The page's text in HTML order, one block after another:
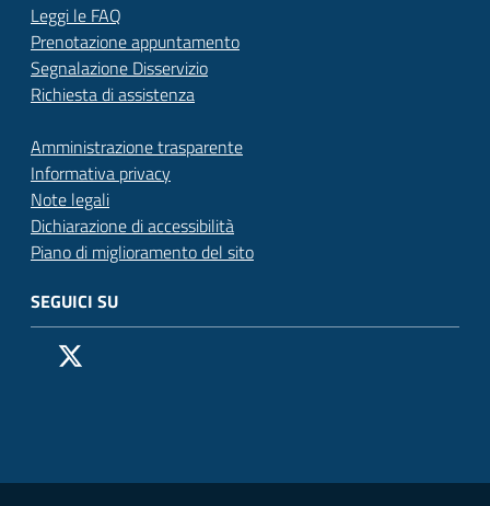
Leggi le FAQ
Prenotazione appuntamento
Segnalazione Disservizio
Richiesta di assistenza
Amministrazione trasparente
Informativa privacy
Note legali
Dichiarazione di accessibilità
Piano di miglioramento del sito
SEGUICI SU
Pagina Facebook del Comune di San Donato Milanese